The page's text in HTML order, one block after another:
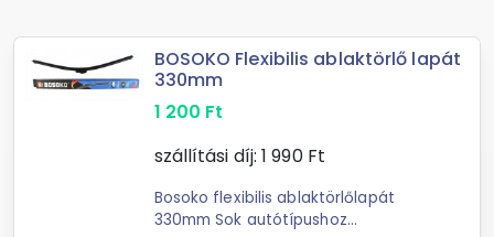
BOSOKO Flexibilis ablaktörlő lapát
330mm
1 200 Ft
szállítási díj: 1 990Ft
Bosoko flexibilis ablaktörlőlapát
330mm Sok autótípushoz